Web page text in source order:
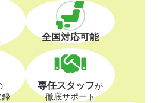
全国対応可能
録
専任スタッフが
徹底サポート